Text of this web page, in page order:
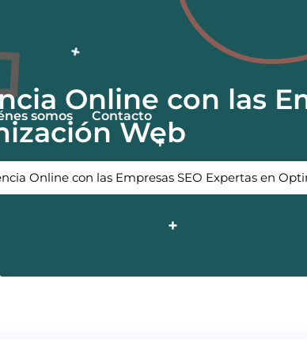
somos Contacto
Online con las
Web
Online con las Empresas SEO Expertas en